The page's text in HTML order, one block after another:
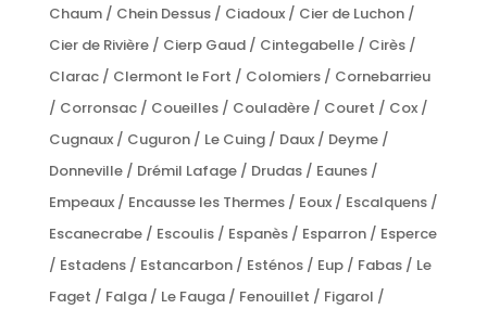
Chaum / Chein Dessus / Ciadoux / Cier de Luchon /
Cier de Rivière / Cierp Gaud / Cintegabelle / Cirès /
Clarac / Clermont le Fort / Colomiers / Cornebarrieu
/ Corronsac / Coueilles / Couladère / Couret / Cox /
Cugnaux / Cuguron / Le Cuing / Daux / Deyme /
Donneville / Drémil Lafage / Drudas / Eaunes /
Empeaux / Encausse les Thermes / Eoux / Escalquens /
Escanecrabe / Escoulis / Espanès / Esparron / Esperce
/ Estadens / Estancarbon / Esténos / Eup / Fabas / Le
Faget / Falga / Le Fauga / Fenouillet / Figarol /